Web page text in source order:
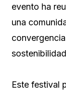
evento ha
una
Este festival